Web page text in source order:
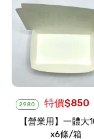
2980 特價$850
【營業用】一體大
x6條/箱